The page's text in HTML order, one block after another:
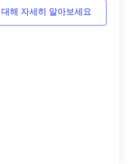
해 자세히 알아보세요